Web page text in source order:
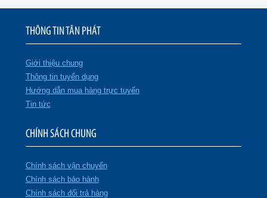
THÔNG TIN TÂN PHÁT
Giới thiệu chung
Thông tin tuyển dụng
Hướng dẫn mua hàng trực tuyến
Tin tức
CHÍNH SÁCH CHUNG
Chính sách vận chuyển
Chính sách bảo hành
Chính sách đổi trả hàng